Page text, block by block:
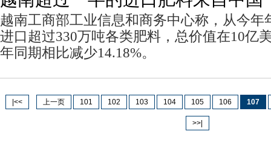
越南工商部工业信息和商务中心称，从今年
进口超过330万吨各类肥料，总价值在10亿
年同期相比减少14.18%。
|<< 上一页 101 102 103 104 105 106 107
>>|